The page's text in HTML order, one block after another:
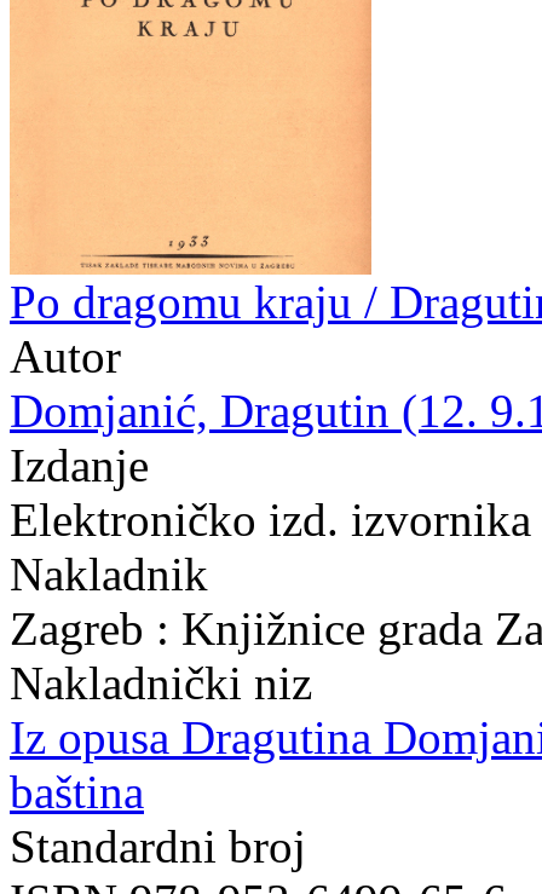
Po dragomu kraju /
Autor
Domjanić, Dragutin (12.
Izdanje
Elektroničko izd.
Nakladnik
Zagreb : Knjižnice grada
Nakladnički niz
Iz opusa Dragutina
baština
Standardni broj